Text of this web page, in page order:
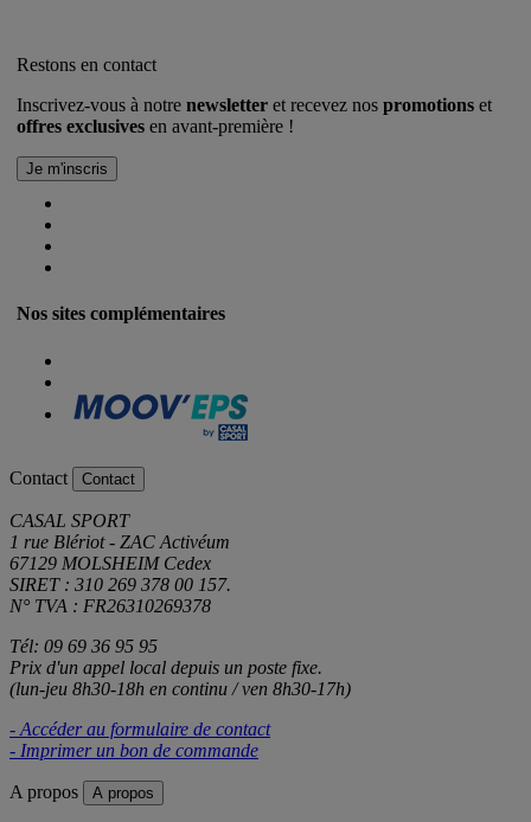
Restons en contact
Inscrivez-vous à notre newsletter et recevez nos promotions et
offres exclusives en avant-première !
Nos sites complémentaires
Contact Contact
CASAL SPORT
1 rue Blériot - ZAC Activéum
67129 MOLSHEIM Cedex
SIRET : 310 269 378 00 157.
N° TVA : FR26310269378
Tél: 09 69 36 95 95
Prix d'un appel local depuis un poste fixe.
(lun-jeu 8h30-18h en continu / ven 8h30-17h)
- Accéder au formulaire de contact
- Imprimer un bon de commande
A propos A propos